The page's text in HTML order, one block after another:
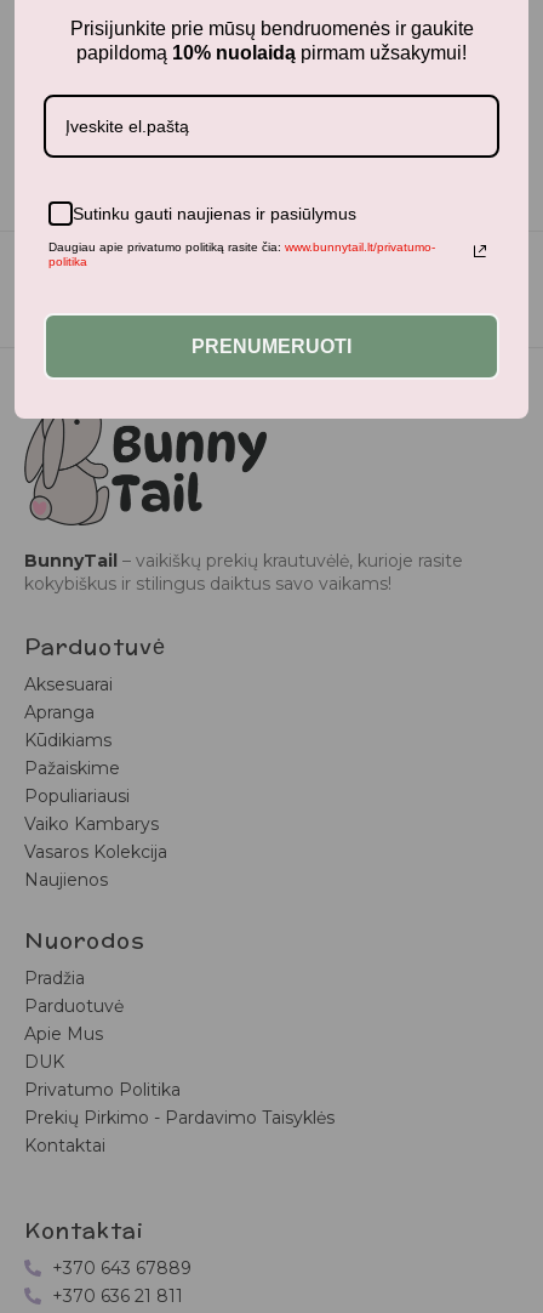
34,95€ su PVM
34,95 € su PVM
BunnyTail – vaikiškų prekių krautuvėlė, kurioje rasite
kokybiškus ir stilingus daiktus savo vaikams!
Parduotuvė
Aksesuarai
Apranga
Kūdikiams
Pažaiskime
Populiariausi
Vaiko Kambarys
Vasaros Kolekcija
Naujienos
Nuorodos
Pradžia
Parduotuvė
Apie Mus
DUK
Privatumo Politika
Prekių Pirkimo - Pardavimo Taisyklės
Kontaktai
Kontaktai
+370 643 67889
+370 636 21 811
Prisijunkite prie mūsų bendruomenės ir gaukite
papildomą 10% nuolaidą pirmam užsakymui!
Sutinku gauti naujienas ir pasiūlymus
Daugiau apie privatumo politiką rasite čia: www.bunnytail.lt/privatumo-
politika
PRENUMERUOTI